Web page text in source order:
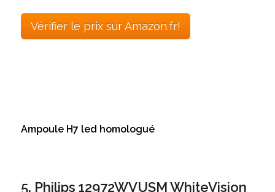
Vérifier le prix sur Amazon.fr!
Ampoule H7 led homologué
5. Philips 12972WVUSM WhiteVision